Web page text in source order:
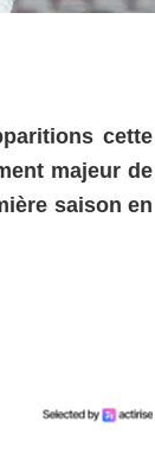
cette
majeur de
saison en